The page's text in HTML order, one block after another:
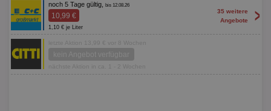
noch 5 Tage gültig, bis 12.08.26
10,99 €
1,10 € je Liter
35 weitere
Angebote
>
letzte Aktion 13,99 € vor 8 Wochen
kein Angebot verfügbar
nächste Aktion in ca. 1 - 2 Wochen